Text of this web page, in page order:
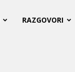
RAZGOVORI